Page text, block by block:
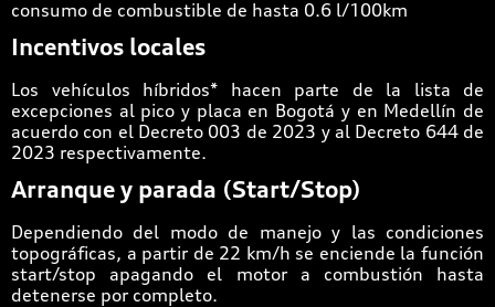
consumo de combustible de hasta 0.6 l/100km
Incentivos locales
Los vehículos híbridos* hacen parte de la lista de
excepciones al pico y placa en Bogotá y en Medellín de
acuerdo con el Decreto 003 de 2023 y al Decreto 644 de
2023 respectivamente.
Arranque y parada (Start/Stop)
Dependiendo del modo de manejo y las condiciones
topográficas, a partir de 22 km/h se enciende la función
start/stop apagando el motor a combustión hasta
detenerse por completo.